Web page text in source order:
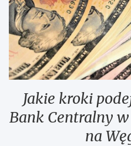
Jakie kroki
Bank Centralny
na